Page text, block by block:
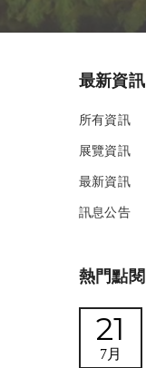
最新資訊
所有資訊
展覽資訊
最新資訊
訊息公告
熱門點閱
21
7月